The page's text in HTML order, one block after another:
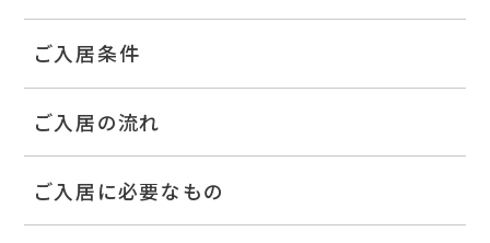
ご入居条件
ご入居の流れ
ご入居に必要なもの